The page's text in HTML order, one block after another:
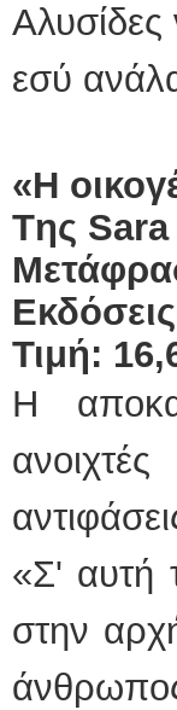
εσύ
«Η
Tης Sara
Τιμή:
Η
«Σ' αυτή
στην